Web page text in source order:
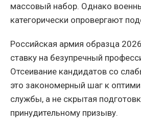
массовый набор. Однако
категорически опровергают
Российская армия образца
ставку на безупречный
Отсеивание кандидатов со
это закономерный шаг к
службы, а не скрытая
принудительному призыву.